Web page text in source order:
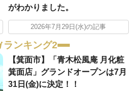
がわかりました。
2026年7月29日(水)の記事
ランキング2
【箕面市】「青木松風庵 月化粧
箕面店」グランドオープンは7月
31日(金)に決定！！